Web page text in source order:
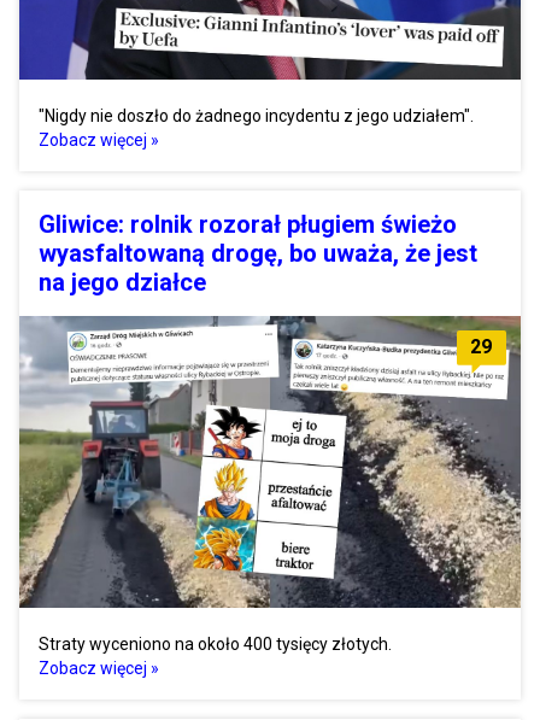
"Nigdy nie doszło do żadnego incydentu z jego udziałem".
Zobacz więcej »
Gliwice: rolnik rozorał pługiem świeżo
wyasfaltowaną drogę, bo uważa, że jest
na jego działce
29
Straty wyceniono na około 400 tysięcy złotych.
Zobacz więcej »